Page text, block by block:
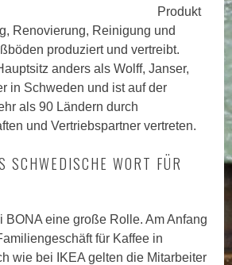
Produkt
Renovierung, Reinigung und
produziert und vertreibt.
anders als Wolff, Janser,
in Schweden und ist auf der
als 90 Ländern durch
und Vertriebspartner vertreten.
SCHWEDISCHE WORT FÜR
BONA eine große Rolle. Am Anfang
für Kaffee in
wie bei IKEA gelten die Mitarbeiter